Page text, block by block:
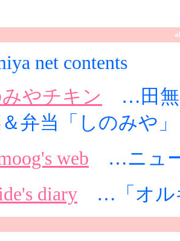
net contents
みやチキン
…田無
弁当「しのみや」
web …ニュー
diary …「オル